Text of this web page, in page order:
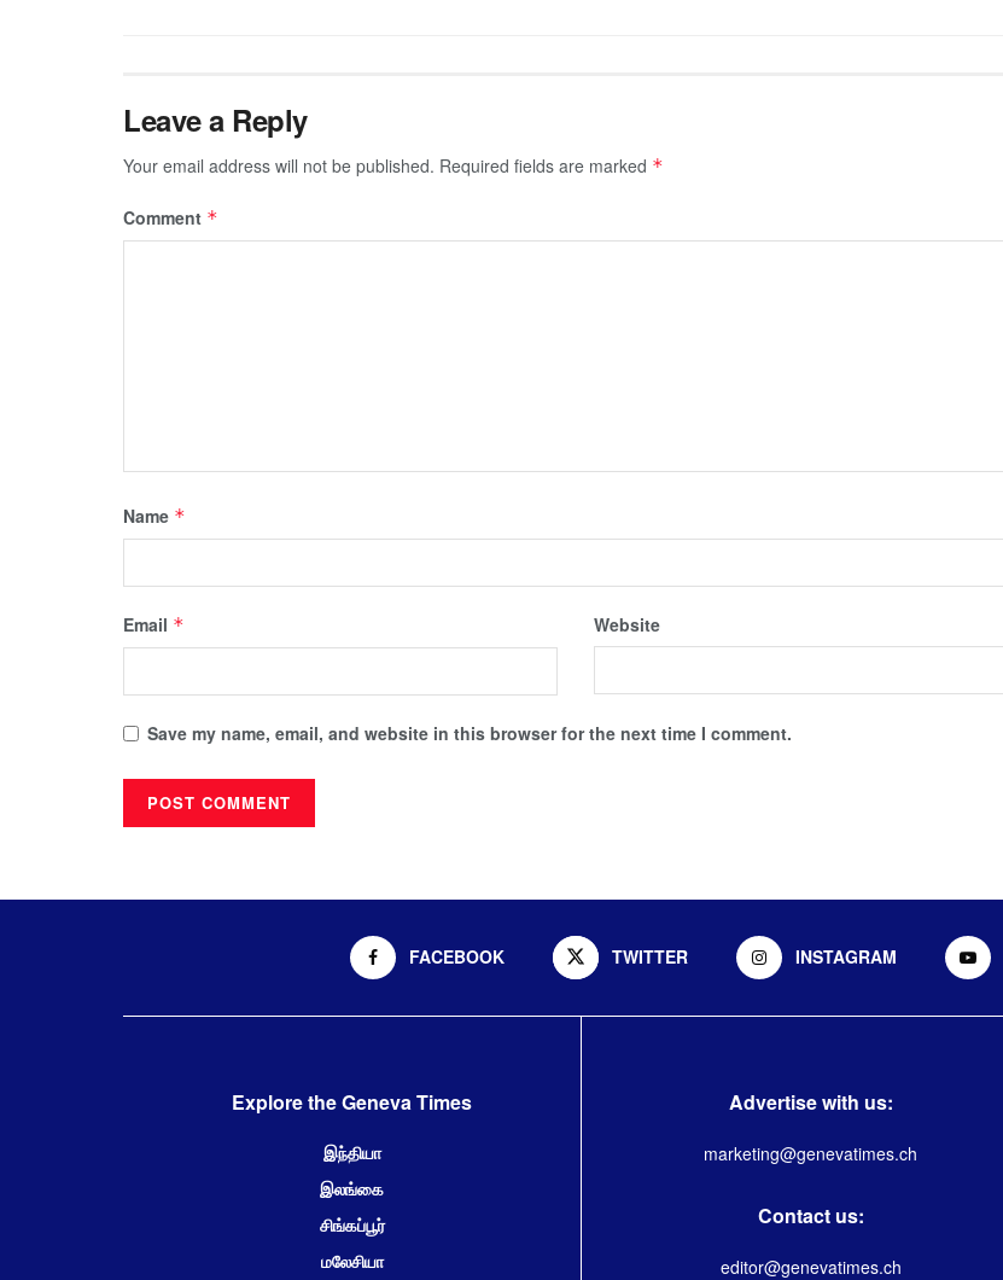
Leave a Reply
Your email address will not be published. Required fields are marked *
Comment *
Name *
Email * Website
Save my name, email, and website in this browser for the next time I comment.
FACEBOOK TWITTER INSTAGRAM
Explore the Geneva Times
இந்தியா
இலங்கை
சிங்கப்பூர்
மலேசியா
Advertise with us:
marketing@genevatimes.ch
Contact us:
editor@genevatimes.ch